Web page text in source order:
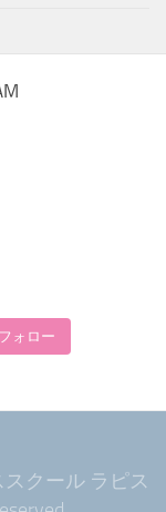
ォロー
クール ラピス